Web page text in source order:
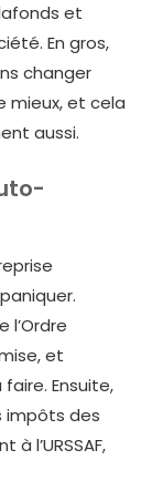
et
En gros,
changer
mieux, et cela
aussi.
l’Ordre
et
Ensuite,
impôts des
l’URSSAF,